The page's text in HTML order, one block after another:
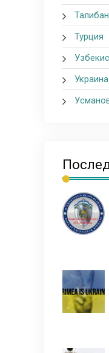
Талибан
Турция
Украина